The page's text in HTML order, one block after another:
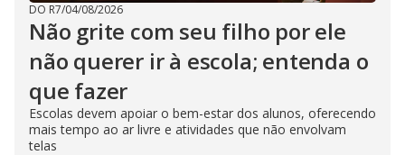
DO R7/04/08/2026
Não grite com seu filho por ele
não querer ir à escola; entenda o
que fazer
Escolas devem apoiar o bem-estar dos alunos, oferecendo
mais tempo ao ar livre e atividades que não envolvam
telas